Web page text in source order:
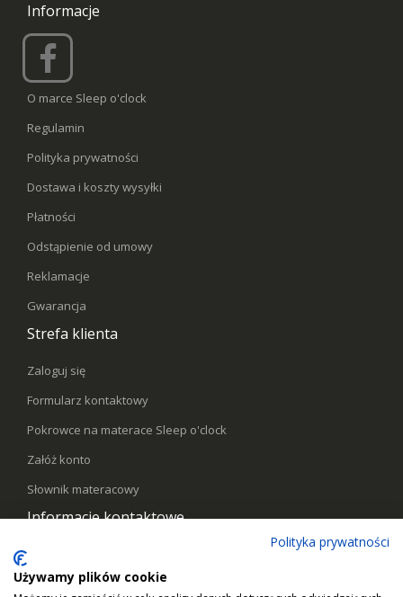
Informacje
O marce Sleep o'clock
Regulamin
Polityka prywatności
Dostawa i koszty wysyłki
Płatności
Odstąpienie od umowy
Reklamacje
Gwarancja
Strefa klienta
Zaloguj się
Formularz kontaktowy
Pokrowce na materace Sleep o'clock
Załóż konto
Słownik materacowy
Informacje kontaktowe
Email:kontakt@sleepoclock.pl
Polityka prywatności
Używamy plików cookie